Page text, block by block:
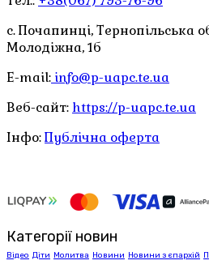
с. Почапинці, Тернопільська
Молодіжна, 1б
E-mail: info@p-uapc.te.ua
Веб-сайт: https://p-uapc.te.ua
Інфо:Публічна оферта
Категорії новин
Відео Діти Молитва Новини Новини з єпархій